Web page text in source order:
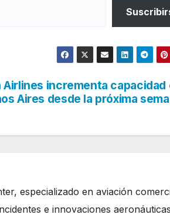
Airlines incrementa capacidad
Aires desde la próxima
especializado en aviación
e innovaciones